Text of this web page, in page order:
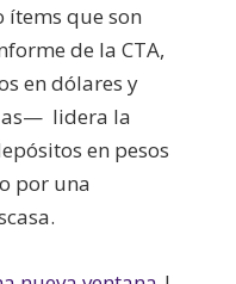
ítems que son
de la CTA,
en dólares y
lidera la
en pesos
por una